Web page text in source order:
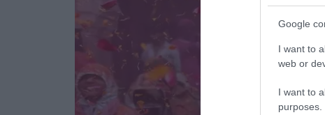
Google
I want to
web or
I want to
purposes.